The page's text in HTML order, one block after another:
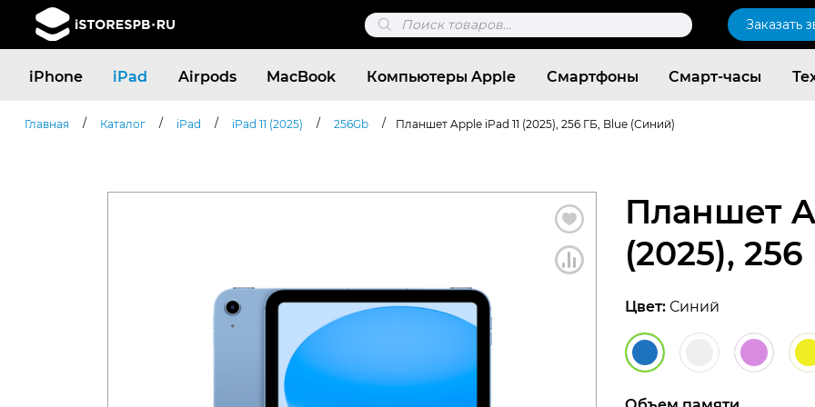
Поиск
товаров
Заказать
iPhone iPad Airpods MacBook Компьютеры Apple Смартфоны Смарт-часы
Поиск
товаров
Главная / Каталог / iPad / iPad 11 (2025) / 256Gb / Планшет Apple iPad 11 (2025), 256 ГБ, Blue (Синий)
Планшет
(2025),
Цвет: Синий
Согласен c политикой конфиденциальности